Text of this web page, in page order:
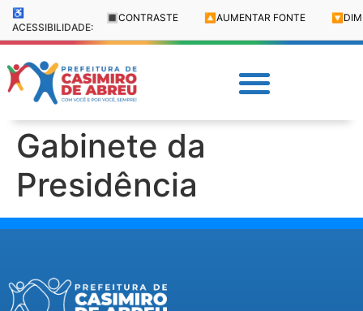
♿
ACESSIBILIDADE:
🔳 CONTRASTE 🔼 AUMENTAR FONTE 🔽
Gabinete da
Presidência